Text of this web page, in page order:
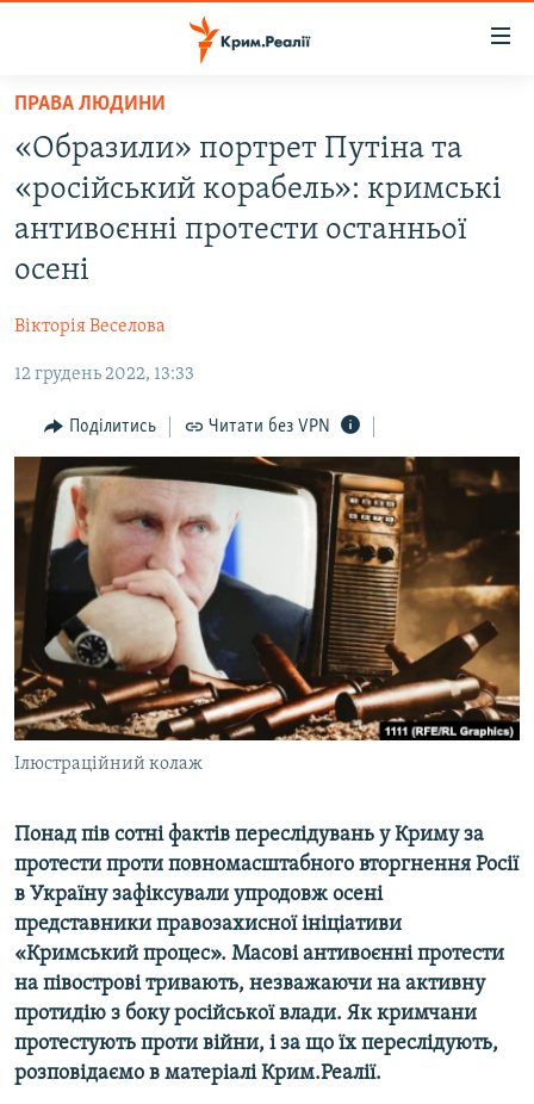
Перейти
основного
матеріалу
Перейти
до
основної
Перейти
до
НОВИНИ
ВОДА.КРИМ
ВІДЕО ТА ФОТО
ПОЛІТИКА
ПОГЛЯД
ІНТЕРВ'Ю
ВСЕ ЗА ДЕНЬ
СПЕЦПРОЕКТИ
ДЕПОРТАЦІЯ
ВІДЕОУРОКИ «ELIFBE»
СВІДЧЕННЯ ОКУПАЦІЇ
УКРАЇНСЬКА ПРОБЛЕМА КРИМУ
ІНФОГРАФІКА
ЯК ОБІЙТИ БЛОКУВАННЯ
Русский
Qırımtatar
ДОЛУЧАЙСЯ!
ПРАВА ЛЮДИНИ
«Образили» портрет Путіна та
«російський корабель»: кримські
антивоєнні протести останньої
осені
Вікторія Веселова
12 грудень 2022, 13:33
Поділитись Читати без VPN
Ілюстраційний колаж
Понад пів сотні фактів переслідувань у Криму за
протести проти повномасштабного вторгнення Росії
в Україну зафіксували упродовж осені
представники правозахисної ініціативи
«Кримський процес». Масові антивоєнні протести
на півострові тривають, незважаючи на активну
протидію з боку російської влади. Як кримчани
протестують проти війни, і за що їх переслідують,
розповідаємо в матеріалі Крим.Реалії.